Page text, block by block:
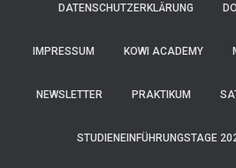
DATENSCHUTZERKLÄRUNG
IMPRESSUM KOWI ACADEMY
NEWSLETTER PRAKTIKUM
STUDIENEINFÜHRUNGSTAGE